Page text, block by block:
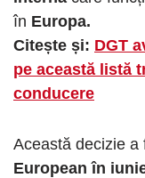
în Europa.
Citește și: DGT
pe această listă
conducere
Această decizie a
European în